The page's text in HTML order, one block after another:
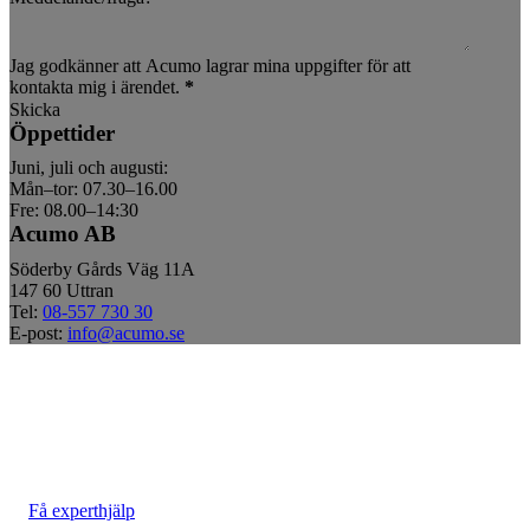
Få experthjälp
Jag godkänner att Acumo lagrar mina uppgifter för att
kontakta mig i ärendet. *
Skicka
Öppettider
Juni, juli och augusti:
Mån–tor: 07.30–16.00
Fre: 08.00–14:30
Acumo AB
Söderby Gårds Väg 11A
147 60 Uttran
Tel: 08-557 730 30
E-post: info@acumo.se